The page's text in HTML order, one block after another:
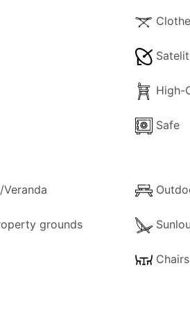
steht für Grillabende zur
herrlichen Blick auf die
Strände und Sehenswürdigkeiten
High-
Safe
grounds